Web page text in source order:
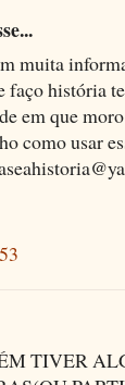
muita
faço história
em que
como usar
TIVER